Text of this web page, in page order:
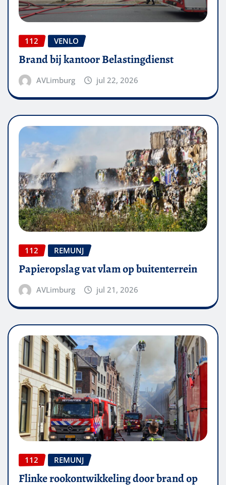
112 VENLO
Brand bij kantoor Belastingdienst
AVLimburg jul 22, 2026
112 REMUNJ
Papieropslag vat vlam op buitenterrein
AVLimburg jul 21, 2026
112 REMUNJ
Flinke rookontwikkeling door brand op